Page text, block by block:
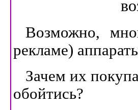
Возможно,
рекламе)
Зачем их
обойтись?